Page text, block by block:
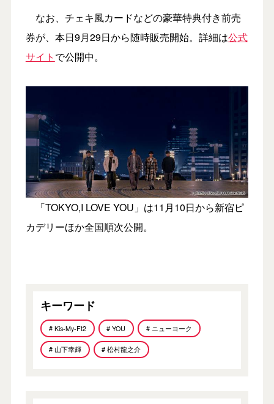
なお、チェキ風カードなどの豪華特典付き前売
券が、本日9月29日から随時販売開始。詳細は公式
サイト で公開中。
「TOKYO,I LOVE YOU」は11月10日から新宿ピ
カデリーほか全国順次公開。
キーワード
# Kis-My-Ft2 # YOU # ニューヨーク
# 山下幸輝 # 松村龍之介